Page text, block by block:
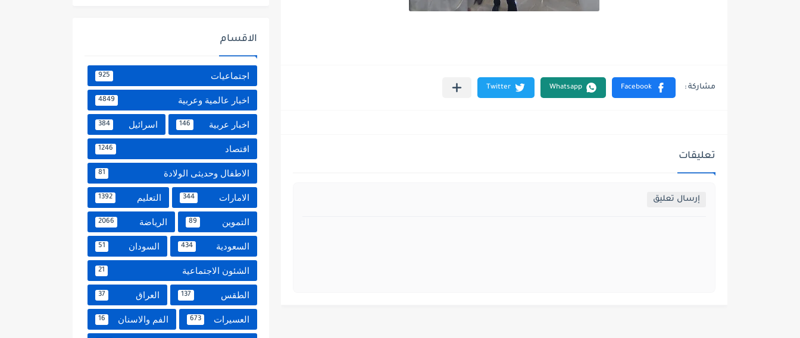
تعليقات
إرسال تعليق
الاقسام
اجتماعيات 925
اخبار عالمية وعربية 4849
اخبار عربية 146 اسرائيل 384
اقتصاد 1246
الاطفال وحديثى الولادة 81
الامارات 344 التعليم 1392
التموين 89 الرياضة 2066
السعودية 434 السودان 51
الشئون الاجتماعية 21
الطقس 137 العراق 37
العسيرات 673 الفم والاسنان 16